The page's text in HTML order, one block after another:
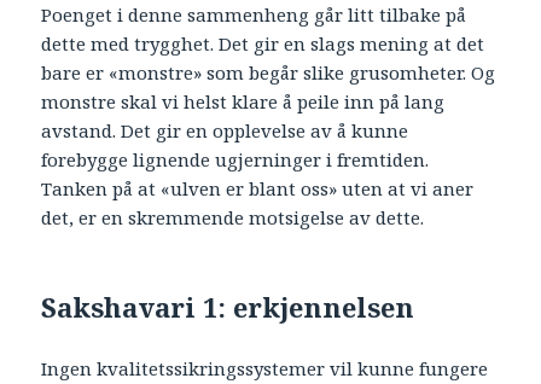
Poenget i denne sammenheng går litt tilbake på
dette med trygghet. Det gir en slags mening at det
bare er «monstre» som begår slike grusomheter. Og
monstre skal vi helst klare å peile inn på lang
avstand. Det gir en opplevelse av å kunne
forebygge lignende ugjerninger i fremtiden.
Tanken på at «ulven er blant oss» uten at vi aner
det, er en skremmende motsigelse av dette.
Sakshavari 1: erkjennelsen
Ingen kvalitetssikringssystemer vil kunne fungere